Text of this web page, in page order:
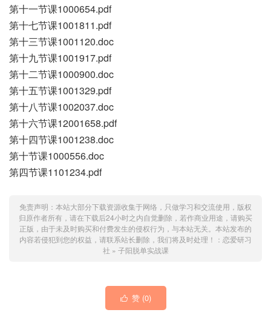
第十一节课1000654.pdf
第十七节课1001811.pdf
第十三节课1001120.doc
第十九节课1001917.pdf
第十二节课1000900.doc
第十五节课1001329.pdf
第十八节课1002037.doc
第十六节课12001658.pdf
第十四节课1001238.doc
第十节课1000556.doc
第四节课1101234.pdf
免责声明：本站大部分下载资源收集于网络，只做学习和交流使用，版权
归原作者所有，请在下载后24小时之内自觉删除，若作商业用途，请购买
正版，由于未及时购买和付费发生的侵权行为，与本站无关。本站发布的
内容若侵犯到您的权益，请联系站长删除，我们将及时处理！： 恋爱研习
社 » 子阳脱单实战课
 赞 (0)